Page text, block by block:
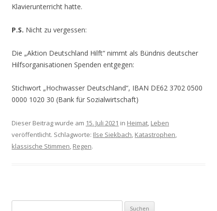
Klavierunterricht hatte.
P.S. Nicht zu vergessen:
Die „Aktion Deutschland Hilft“ nimmt als Bündnis deutscher
Hilfsorganisationen Spenden entgegen:
Stichwort „Hochwasser Deutschland“, IBAN DE62 3702 0500
0000 1020 30 (Bank für Sozialwirtschaft)
Dieser Beitrag wurde am 15. Juli 2021 in Heimat, Leben
veröffentlicht. Schlagworte: Ilse Siekbach, Katastrophen,
klassische Stimmen, Regen.